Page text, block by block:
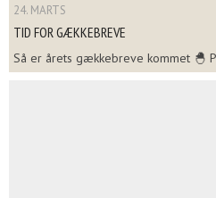
24. MARTS
TID FOR GÆKKEBREVE
Så er årets gækkebreve kommet 🐣